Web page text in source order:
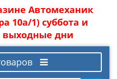
Автомеханик
10а/1) суббота и
выходные дни